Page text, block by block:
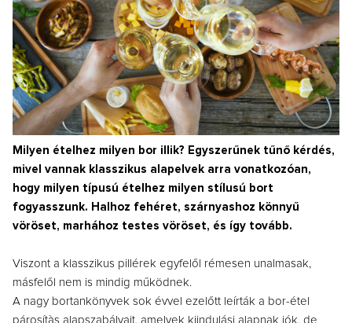
Milyen ételhez milyen bor illik? Egyszerűnek tűnő kérdés,
mivel vannak klasszikus alapelvek arra vonatkozóan,
hogy milyen típusú ételhez milyen stílusú bort
fogyasszunk. Halhoz fehéret, szárnyashoz könnyű
vöröset, marhához testes vöröset, és így tovább.
Viszont a klasszikus pillérek egyfelől rémesen unalmasak,
másfelől nem is mindig működnek.
A nagy bortankönyvek sok évvel ezelőtt leírták a bor-étel
párosítàs alapszabályait, amelyek kiindulási alapnak jók, de